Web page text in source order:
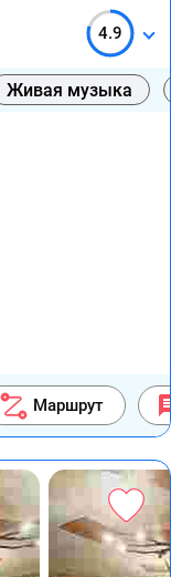
4.9
Живая музыка
Маршрут